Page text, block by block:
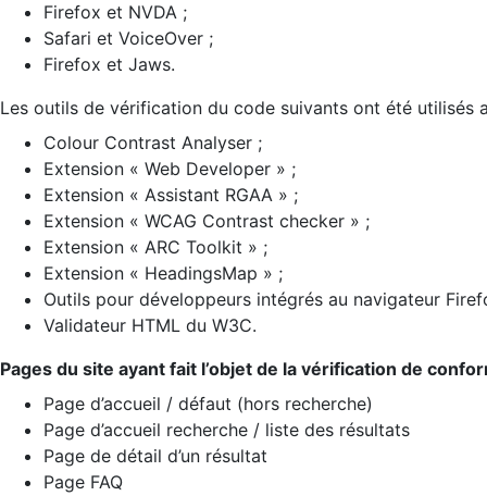
Firefox et NVDA ;
Safari et VoiceOver ;
Firefox et Jaws.
Les outils de vérification du code suivants ont été utilisés
Colour Contrast Analyser ;
Extension « Web Developer » ;
Extension « Assistant RGAA » ;
Extension « WCAG Contrast checker » ;
Extension « ARC Toolkit » ;
Extension « HeadingsMap » ;
Outils pour développeurs intégrés au navigateur
Validateur HTML du W3C.
Pages du site ayant fait l’objet de la vérification de
Page d’accueil / défaut (hors recherche)
Page d’accueil recherche / liste des résultats
Page de détail d’un résultat
Page FAQ